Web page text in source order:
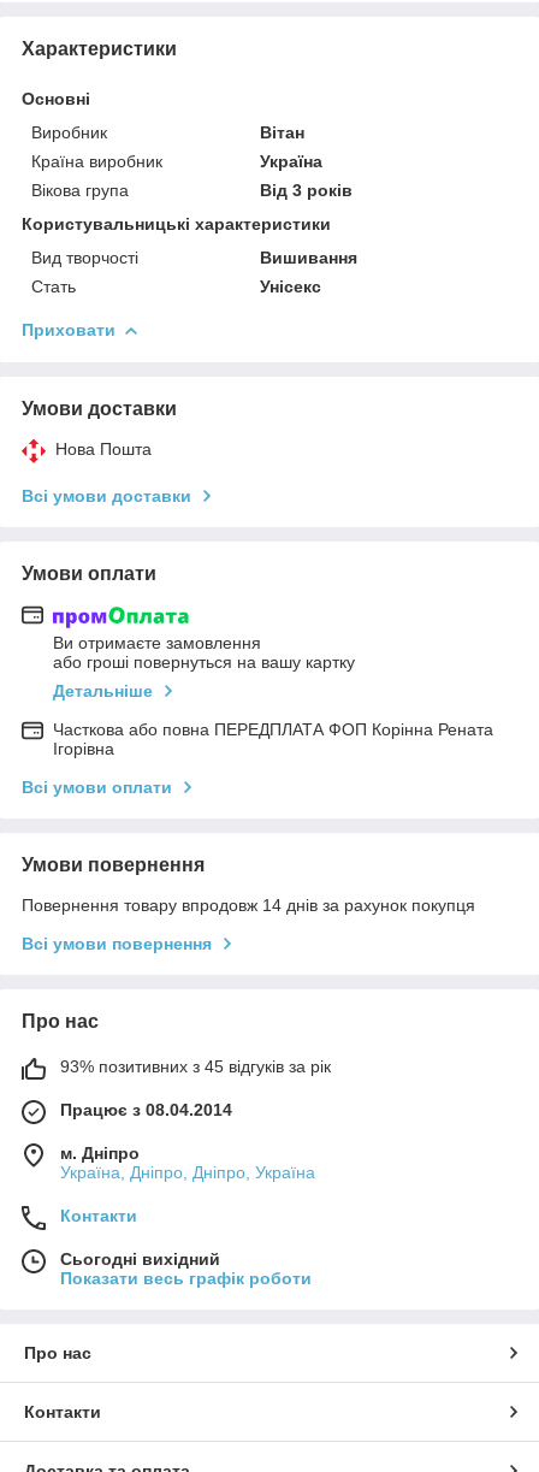
Характеристики
Основні
Виробник
Вітан
Країна виробник
Україна
Вікова група
Від 3 років
Користувальницькі характеристики
Вид творчості
Вишивання
Стать
Унісекс
Приховати
Умови доставки
Нова Пошта
Всі умови доставки
Умови оплати
Ви отримаєте замовлення
або гроші повернуться на вашу картку
Детальніше
Часткова або повна ПЕРЕДПЛАТА ФОП Корінна Рената
Ігорівна
Всі умови оплати
Умови повернення
Повернення товару впродовж 14 днів за рахунок покупця
Всі умови повернення
Про нас
93% позитивних з 45 відгуків за рік
Працює з 08.04.2014
м. Дніпро
Україна, Дніпро, Дніпро, Україна
Контакти
Сьогодні вихідний
Показати весь графік роботи
Про нас
Контакти